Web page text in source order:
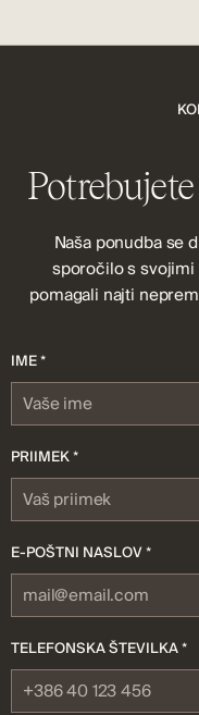
Naša ponudba se
sporočilo s svojimi
pomagali najti
IME *
PRIIMEK *
E-POŠTNI NASLOV *
TELEFONSKA ŠTEVILKA *